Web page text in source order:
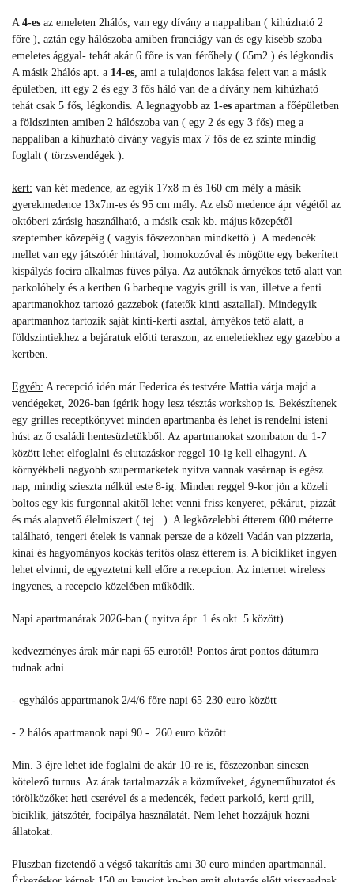
A 4-es az emeleten 2hálós, van egy dívány a nappaliban ( kihúzható 2
főre ), aztán egy hálószoba amiben franciágy van és egy kisebb szoba
emeletes ággyal- tehát akár 6 főre is van férőhely ( 65m2 ) és légkondis.
A másik 2hálós apt. a 14-es , ami a tulajdonos lakása felett van a másik
épületben, itt egy 2 és egy 3 fős háló van de a dívány nem kihúzható
tehát csak 5 fős, légkondis. A legnagyobb az 1-es apartman a főépületben
a földszinten amiben 2 hálószoba van ( egy 2 és egy 3 fős) meg a
nappaliban a kihúzható dívány vagyis max 7 fős de ez szinte mindig
foglalt ( törzsvendégek ).
kert: van két medence, az egyik 17x8 m és 160 cm mély a másik
gyerekmedence 13x7m-es és 95 cm mély. Az első medence ápr végétől az
októberi zárásig használható, a másik csak kb. május közepétől
szeptember közepéig ( vagyis főszezonban mindkettő ). A medencék
mellet van egy játszótér hintával, homokozóval és mögötte egy bekerített
kispályás focira alkalmas füves pálya. Az autóknak árnyékos tető alatt van
parkolóhely és a kertben 6 barbeque vagyis grill is van, illetve a fenti
apartmanokhoz tartozó gazzebok (fatetők kinti asztallal). Mindegyik
apartmanhoz tartozik saját kinti-kerti asztal, árnyékos tető alatt, a
földszintiekhez a bejáratuk előtti teraszon, az emeletiekhez egy gazebbo a
kertben.
Egyéb: A recepció idén már Federica és testvére Mattia várja majd a
vendégeket, 2026-ban ígérik hogy lesz tésztás workshop is. Bekészítenek
egy grilles receptkönyvet minden apartmanba és lehet is rendelni isteni
húst az ő családi hentesüzletükből. Az apartmanokat szombaton du 1-7
között lehet elfoglalni és elutazáskor reggel 10-ig kell elhagyni. A
környékbeli nagyobb szupermarketek nyitva vannak vasárnap is egész
nap, mindig szieszta nélkül este 8-ig. Minden reggel 9-kor jön a közeli
boltos egy kis furgonnal akitől lehet venni friss kenyeret, pékárut, pizzát
és más alapvető élelmiszert ( tej...). A legközelebbi étterem 600 méterre
található, tengeri ételek is vannak persze de a közeli Vadán van pizzeria,
kínai és hagyományos kockás terítős olasz étterem is. A bicikliket ingyen
lehet elvinni, de egyeztetni kell előre a recepcion. Az internet wireless
ingyenes, a recepcio közelében működik.
Napi apartmanárak 2026-ban ( nyitva ápr. 1 és okt. 5 között)
kedvezményes árak már napi 65 eurotól! Pontos árat pontos dátumra
tudnak adni
- egyhálós appartmanok 2/4/6 főre napi 65-230 euro között
- 2 hálós apartmanok napi 90 - 260 euro között
Min. 3 éjre lehet ide foglalni de akár 10-re is, főszezonban sincsen
kötelező turnus. Az árak tartalmazzák a közműveket, ágyneműhuzatot és
törölközőket heti cserével és a medencék, fedett parkoló, kerti grill,
biciklik, játszótér, focipálya használatát. Nem lehet hozzájuk hozni
állatokat.
Pluszban fizetendő a végső takarítás ami 30 euro minden apartmannál.